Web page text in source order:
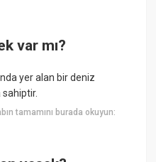
var mı?
yer alan bir deniz
sahiptir.
tamamını burada okuyun: